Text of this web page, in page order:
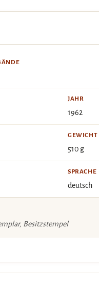
JAHR
1962
GEWICHT
510 g
SPRACHE
deutsch
Besitzstempel